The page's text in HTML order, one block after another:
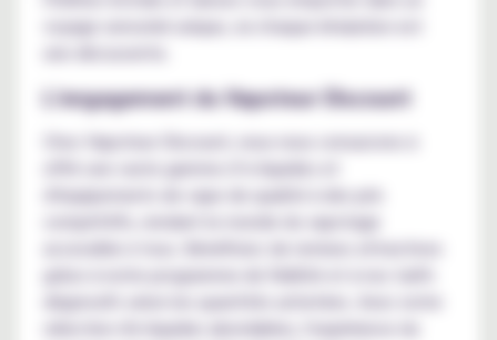
voyage sensoriel unique, où chaque inhalation est
L'engagement du Vapoteur Discount
Chez Vapoteur Discount, nous nous consacrons à
offrir une vaste gamme d’e-liquides et
d'équipements de vape de qualité à des prix
compétitifs, rendant le monde du vapotage
accessible à tous. Bénéficiez de remises attractives
grâce à notre programme de fidélité et à nos tarifs
dégressifs selon les quantités achetées. Avec notre
sélection d'e-liquides abordables, l'expérience du